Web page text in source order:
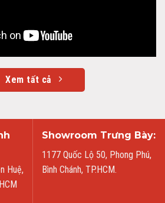
Xem tất cả
Huệ,
Showroom Trưng Bày:
1177 Quốc Lộ 50, Phong Phú,
Bình Chánh, TP.HCM.